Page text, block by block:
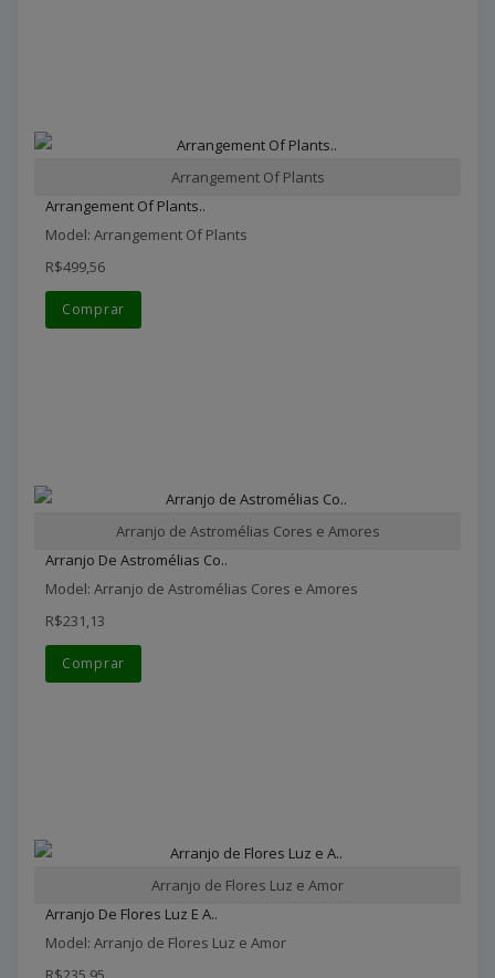
Arrangement Of Plants
Arrangement Of Plants..
Model: Arrangement Of Plants
R$499,56
Comprar
Arranjo de Astromélias Cores e Amores
Arranjo De Astromélias Co..
Model: Arranjo de Astromélias Cores e Amores
R$231,13
Comprar
Arranjo de Flores Luz e Amor
Arranjo De Flores Luz E A..
Model: Arranjo de Flores Luz e Amor